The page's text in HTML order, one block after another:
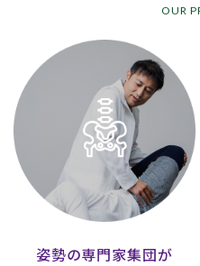
OUR
姿勢の専門家集団が